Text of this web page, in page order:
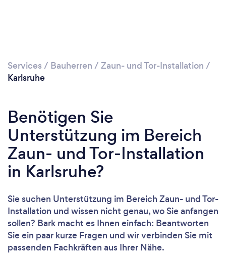
Services / Bauherren / Zaun- und Tor-Installation /
Karlsruhe
Benötigen Sie
Unterstützung im Bereich
Zaun- und Tor-Installation
in Karlsruhe?
Sie suchen Unterstützung im Bereich Zaun- und Tor-
Installation und wissen nicht genau, wo Sie anfangen
sollen? Bark macht es Ihnen einfach: Beantworten
Sie ein paar kurze Fragen und wir verbinden Sie mit
passenden Fachkräften aus Ihrer Nähe.